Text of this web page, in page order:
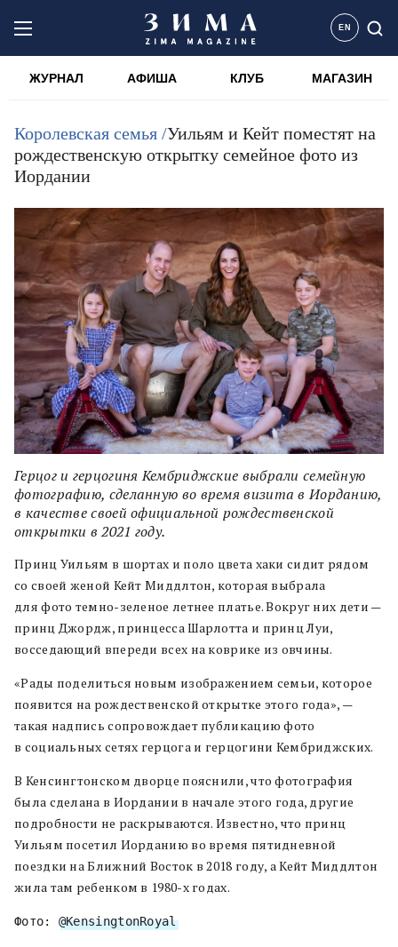
EN
ЖУРНАЛ АФИША КЛУБ МАГАЗИН
Королевская семья /Уильям и Кейт поместят на
рождественскую открытку семейное фото из
Иордании
Герцог и герцогиня Кембриджские выбрали семейную
фотографию, сделанную во время визита в Иорданию,
в качестве своей официальной рождественской
открытки в 2021 году.
Принц Уильям в шортах и ​​поло цвета хаки сидит рядом
со своей женой Кейт Миддлтон, которая выбрала
для фото темно-зеленое летнее платье. Вокруг них дети —
принц Джордж, принцесса Шарлотта и принц Луи,
восседающий впереди всех на коврике из овчины.
«Рады поделиться новым изображением семьи, которое
появится на рождественской открытке этого года», —
такая надпись сопровождает публикацию фото
в социальных сетях герцога и герцогини Кембриджских.
В Кенсингтонском дворце пояснили, что фотография
была сделана в Иордании в начале этого года, другие
подробности не раскрываются. Известно, что принц
Уильям посетил Иорданию во время пятидневной
поездки на Ближний Восток в 2018 году, а Кейт Миддлтон
жила там ребенком в 1980-х годах.
Фото: @KensingtonRoyal